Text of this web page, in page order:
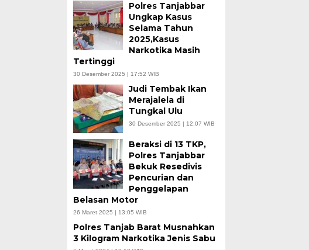
Polres Tanjabbar
Ungkap Kasus
Selama Tahun
2025,Kasus
Narkotika Masih
Tertinggi
30 Desember 2025 | 17:52 WIB
Judi Tembak Ikan
Merajalela di
Tungkal Ulu
30 Desember 2025 | 12:07 WIB
Beraksi di 13 TKP,
Polres Tanjabbar
Bekuk Resedivis
Pencurian dan
Penggelapan
Belasan Motor
26 Maret 2025 | 13:05 WIB
Polres Tanjab Barat Musnahkan
3 Kilogram Narkotika Jenis Sabu